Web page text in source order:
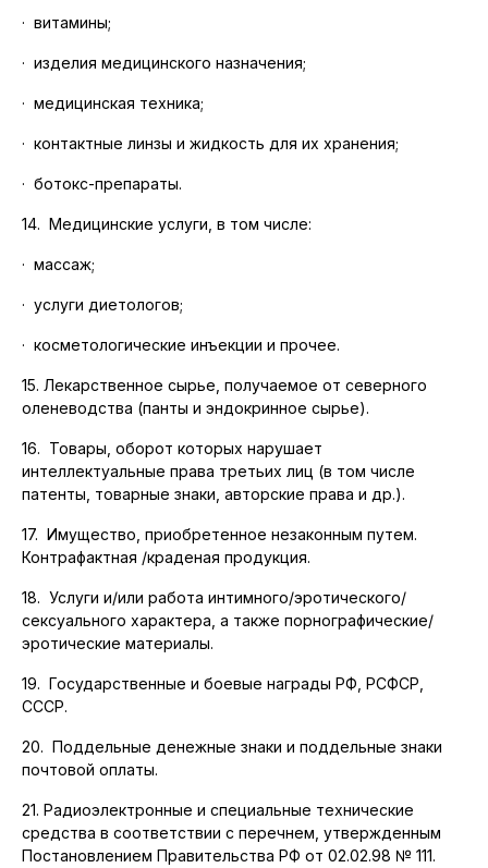
· витамины;
· изделия медицинского назначения;
· медицинская техника;
· контактные линзы и жидкость для их хранения;
· ботокс-препараты.
14. Медицинские услуги, в том числе:
· массаж;
· услуги диетологов;
· косметологические инъекции и прочее.
15. Лекарственное сырье, получаемое от северного
оленеводства (панты и эндокринное сырье).
16. Товары, оборот которых нарушает
интеллектуальные права третьих лиц (в том числе
патенты, товарные знаки, авторские права и др.).
17. Имущество, приобретенное незаконным путем.
Контрафактная /краденая продукция.
18. Услуги и/или работа интимного/эротического/
сексуального характера, а также порнографические/
эротические материалы.
19. Государственные и боевые награды РФ, РСФСР,
СССР.
20. Поддельные денежные знаки и поддельные знаки
почтовой оплаты.
21. Радиоэлектронные и специальные технические
средства в соответствии с перечнем, утвержденным
Постановлением Правительства РФ от 02.02.98 № 111.